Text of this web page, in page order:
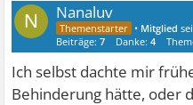
N Nanaluv
• Mitglied
Beiträge:7 Danke:4
Ich selbst dachte mir
Behinderung hätte, oder